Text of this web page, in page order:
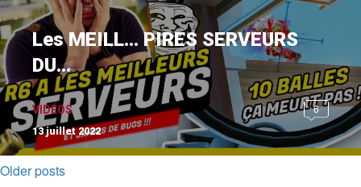
Les MEILL… PIRES SERVEURS
DU...
VIDÉOS 6
13 juillet 2022
Older posts